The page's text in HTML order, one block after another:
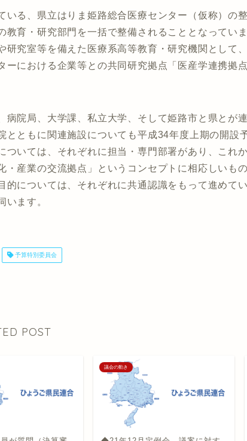
いる、県立はりま姫路総合医療センター（仮称）の
教育・研究部門を一括で整備されることとなってい
研究室等を備えた医療系高等教育・研究機関として
ーにおける企業等との共同研究拠点「医産学連携拠
病院局、大学課、私立大学、そして姫路市と県とが
とともに関連施設についても平成34年度上期の開設
ついては、それぞれに担当・専門部署があり、これ
・産業の交流拠点」というコンセプトに相応しいも
的については、それぞれに共通認識をもって進めて
います。
予算特別委員会
POST
議会の動き